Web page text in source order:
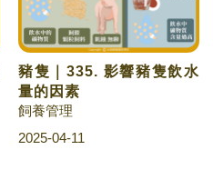
豬隻｜335. 影響豬隻飲水
量的因素
飼養管理
2025-04-11